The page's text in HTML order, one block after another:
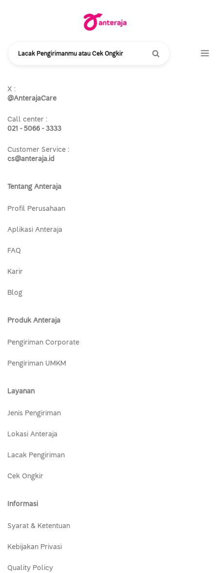
Lacak Pengirimanmu atau Cek Ongkir
Butuh bantuan?
X :
@AnterajaCare
Call center :
021 - 5066 - 3333
Customer Service :
cs@anteraja.id
Tentang Anteraja
Profil Perusahaan
Aplikasi Anteraja
FAQ
Karir
Blog
Produk Anteraja
Pengiriman Corporate
Pengiriman UMKM
Layanan
Jenis Pengiriman
Lokasi Anteraja
Lacak Pengiriman
Cek Ongkir
Informasi
Syarat & Ketentuan
Kebijakan Privasi
Quality Policy